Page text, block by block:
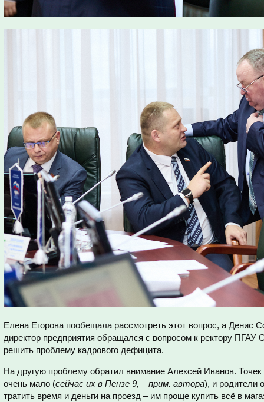
Елена Егорова пообещала рассмотреть этот вопрос, а Денис
директор предприятия обращался с вопросом к ректору ПГАУ
решить проблему кадрового дефицита.
На другую проблему обратил внимание Алексей Иванов.
очень мало (сейчас их в Пензе 9, – прим. автора), и родители
тратить время и деньги на проезд – им проще купить всё в